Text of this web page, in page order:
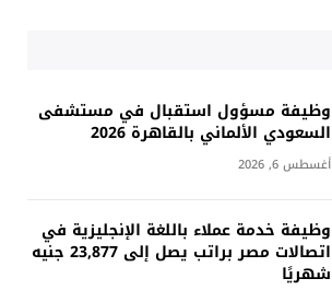
وظيفة مسؤول استقبال في مستشفى
السعودي الألماني بالقاهرة 2026
أغسطس 6, 2026
وظيفة خدمة عملاء باللغة الإنجليزية في
اتصالات مصر براتب يصل إلى 23,877 جنيه
شهريًا